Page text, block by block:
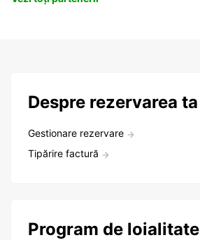
Despre rezervarea ta
Gestionare rezervare
Tipărire factură
Program de loialitate